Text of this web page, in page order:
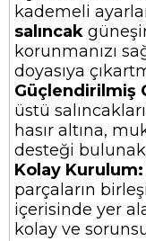
kademeli
salıncak
korunmanızı
doyasıya
Güçlendirilmiş
üstü
hasır altına,
desteği
Kolay Kurulum:
parçaların
içerisinde yer
kolay ve